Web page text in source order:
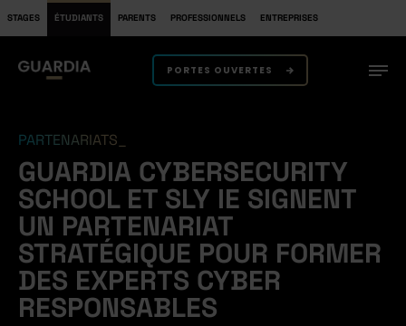
STAGES ÉTUDIANTS PARENTS PROFESSIONNELS ENTREPRISES
PORTES OUVERTES
PARTENARIATS
GUARDIA CYBERSECURITY
SCHOOL ET SLY IE SIGNENT
UN PARTENARIAT
STRATÉGIQUE POUR FORMER
DES EXPERTS CYBER
RESPONSABLES